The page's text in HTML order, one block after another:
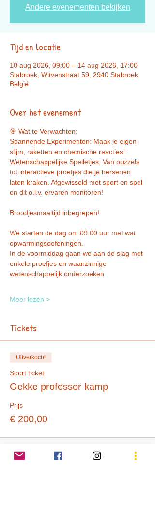
Andere evenementen bekijken
Tijd en locatie
10 aug 2026, 09:00 – 14 aug 2026, 17:00
Stabroek, Witvenstraat 59, 2940 Stabroek,
België
Over het evenement
🎯 Wat te Verwachten:
Spannende Experimenten: Maak je eigen
slijm, raketten en chemische reacties!
Wetenschappelijke Spelletjes: Van puzzels
tot interactieve proefjes die je hersenen
laten kraken. Afgewisseld met sport en spel
en dit o.l.v. ervaren monitoren!
Broodjesmaaltijd inbegrepen!
We starten de dag om 09.00 uur met wat
opwarmingsoefeningen.
In de voormiddag gaan we aan de slag met
enkele proefjes en waanzinnige
wetenschappelijk onderzoeken.
Meer lezen >
Tickets
Uitverkocht
Soort ticket
Gekke professor kamp
Prijs
€ 200,00
Uitverkocht